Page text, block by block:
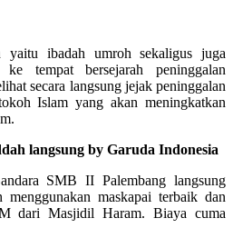
yaitu ibadah umroh sekaligus juga
ke tempat bersejarah peninggalan
secara langsung jejak peninggalan
Islam yang akan meningkatkan
langsung by Garuda Indonesia
SMB II Palembang langsung
menggunakan maskapai terbaik dan
dari Masjidil Haram. Biaya cuma